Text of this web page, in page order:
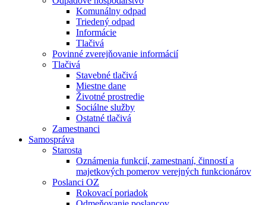
Komunálny odpad
Triedený odpad
Informácie
Tlačivá
Povinné zverejňovanie informácií
Tlačivá
Stavebné tlačivá
Miestne dane
Životné prostredie
Sociálne služby
Ostatné tlačivá
Zamestnanci
Samospráva
Starosta
Oznámenia funkcií, zamestnaní, činností a
majetkových pomerov verejných funkcionárov
Poslanci OZ
Rokovací poriadok